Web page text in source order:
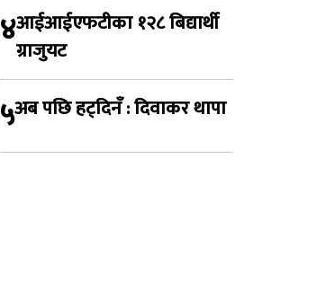
४आईआईएफटीका १२८ बिद्यार्थी
ग्राजुयट
५अब पछि हट्दिनँ : दिवाकर थापा